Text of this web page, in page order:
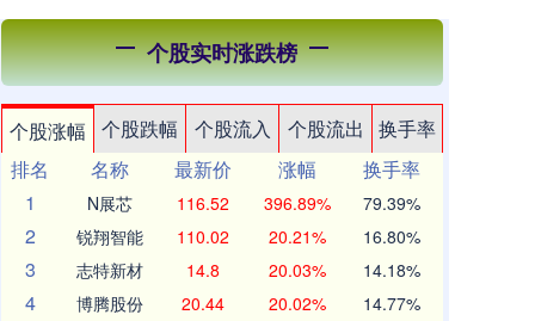
个股实时涨跌榜
个股涨幅 个股跌幅 个股流入 个股流出
换手率
排名
名称 最新价 涨幅
换手率
1
N展芯 116.52 396.89% 79.39%
2 锐翔智能 110.02 20.21% 16.80%
3 志特新材 14.8 20.03% 14.18%
4 博腾股份 20.44 20.02% 14.77%